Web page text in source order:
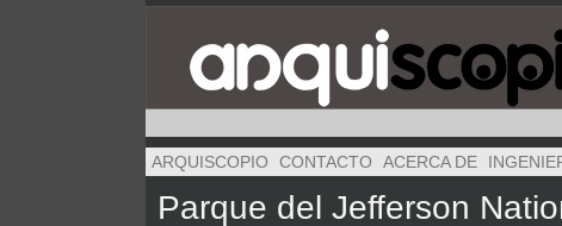
ARQUISCOPIO CONTACTO ACERCA DE
Parque del Jefferson